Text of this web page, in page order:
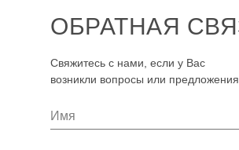
ОБРАТНАЯ
Свяжитесь с нами, если у Вас
возникли вопросы или